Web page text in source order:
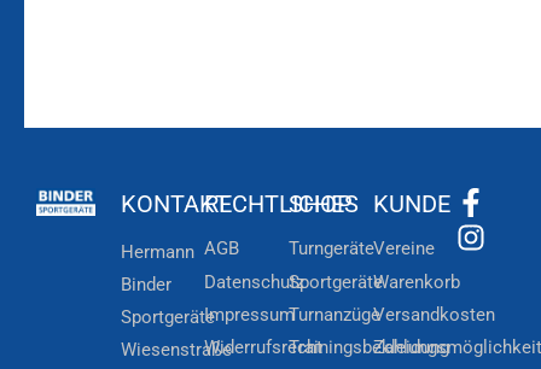
KONTAKT
Hermann
Binder
Sportgeräte
Wiesenstraße
RECHTLICHES
AGB
Datenschutz
Impressum
Widerrufsrecht
SHOP
Turngeräte
Sportgeräte
Turnanzüge
Trainingsbekleidung
KUNDE
Vereine
Warenkorb
Versandkosten